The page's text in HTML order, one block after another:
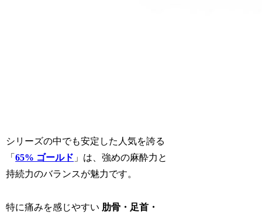
シリーズの中でも安定した人気を誇る
「65% ゴールド 」は、強めの麻酔力と
持続力のバランスが魅力です。
特に痛みを感じやすい 肋骨・足首・